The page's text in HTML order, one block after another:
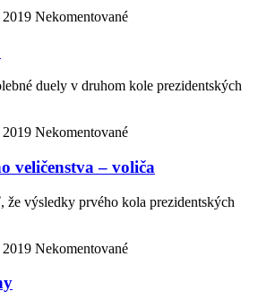
2019 Nekomentované
duely v druhom kole prezidentských
2019 Nekomentované
veličenstva – voliča
že výsledky prvého kola prezidentských
2019 Nekomentované